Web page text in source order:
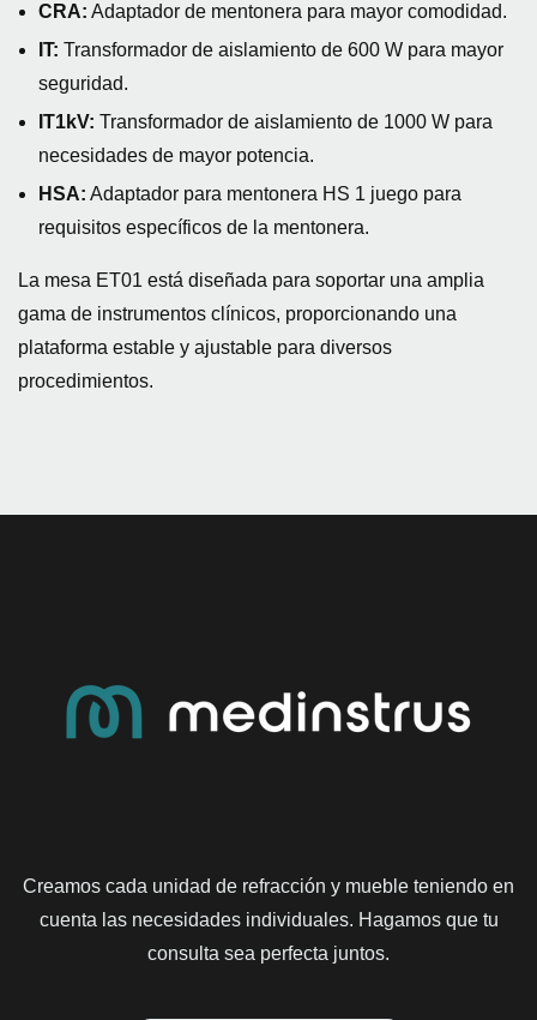
CRA: Adaptador de mentonera para mayor comodidad.
IT: Transformador de aislamiento de 600 W para mayor
seguridad.
IT1kV: Transformador de aislamiento de 1000 W para
necesidades de mayor potencia.
HSA: Adaptador para mentonera HS 1 juego para
requisitos específicos de la mentonera.
La mesa ET01 está diseñada para soportar una amplia
gama de instrumentos clínicos, proporcionando una
plataforma estable y ajustable para diversos
procedimientos.
Creamos cada unidad de refracción y mueble teniendo en
cuenta las necesidades individuales. Hagamos que tu
consulta sea perfecta juntos.